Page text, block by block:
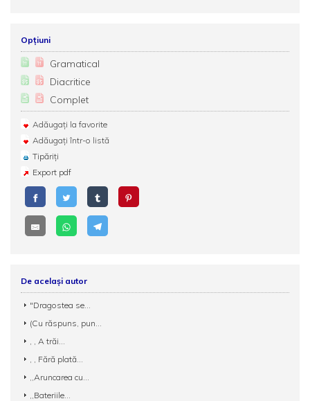
Opțiuni
Gramatical
Diacritice
Complet
Adăugați la favorite
Adăugați într-o listă
Tipăriți
Export pdf
De același autor
"Dragostea se...
(Cu răspuns, pun...
, , A trăi...
, , Fără plată...
,,Aruncarea cu...
,,Bateriile...